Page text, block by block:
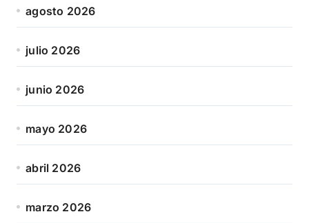
agosto 2026
julio 2026
junio 2026
mayo 2026
abril 2026
marzo 2026